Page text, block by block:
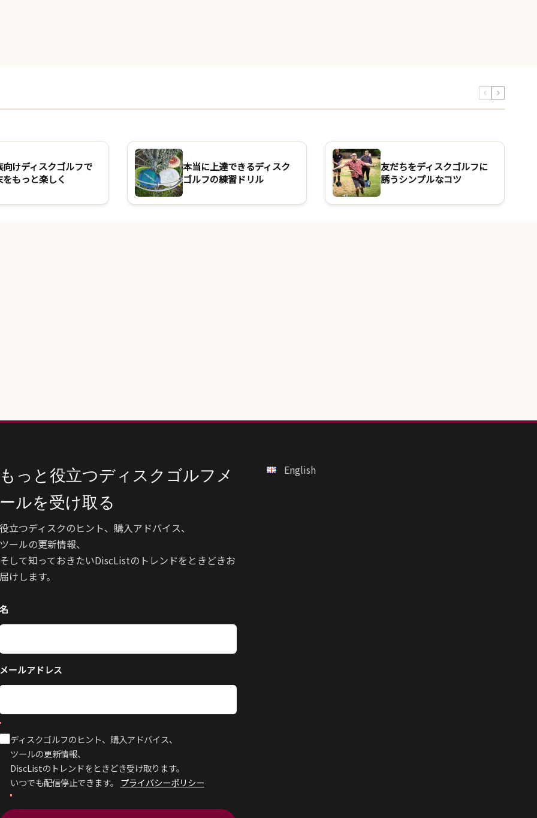
向けディスクゴルフで
をもっと楽しく
本当に上達できるディスク
ゴルフの練習ドリル
友だちをディスクゴルフに
誘うシンプルなコツ
っと役立つディスクゴルフメ
ルを受け取る
立つディスクのヒント、購入アドバイス、
ールの更新情報、
して知っておきたいDiscListのトレンドをときどきお
けします。
ールアドレス
ディスクゴルフのヒント、購入アドバイス、
ツールの更新情報、
DiscListのトレンドをときどき受け取ります。
いつでも配信停止できます。 プライバシーポリシー
English